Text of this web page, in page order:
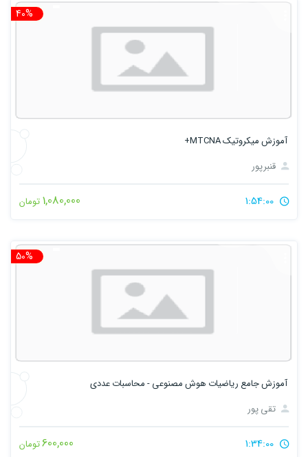
40%
آموزش میکروتیک MTCNA+
قنبرپور
1,080,000تومان
50%
آموزش جامع ریاضیات هوش مصنوعی - محاسبات عددی
تقی پور
600,000تومان